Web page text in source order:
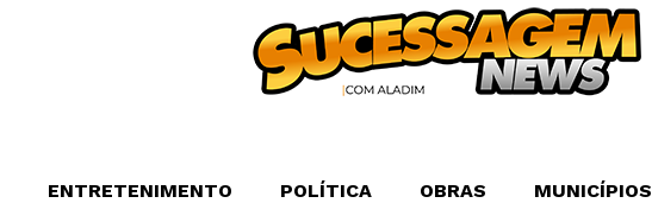
ENTRETENIMENTO POLÍTICA OBRAS MUNICÍPIOS